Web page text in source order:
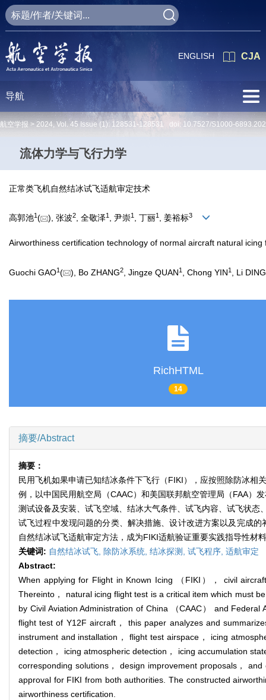
CJA
ENGLISH
导航
航空学报 > 2024, Vol. 45 Issue (1): 128531-128531 doi: 10.7527/S1000-
流体力学与飞行力学
正常类飞机自然结冰试飞适航审定技术
高郭池1( ), 张波2, 全敬泽1 , 尹崇1 , 丁丽1 , 姜裕标3
Airworthiness certification technology of normal aircraft natural icing
Guochi GAO1( ), Bo ZHANG2 , Jingze QUAN1 , Chong YIN1 , Li DING
RichHTML
14
摘要/Abstract
摘要：
民用飞机如果申请已知结冰条件下飞行（FIKI），应按照除防冰相
例，以中国民用航空局（CAAC）和美国联邦航空管理局（FAA）
测试设备及安装、试飞空域、结冰大气条件、试飞内容、试飞状
试飞过程中发现问题的分类、解决措施、设计改进方案以及完成
自然结冰试飞适航审定方法，成为FIKI适航验证重要实践指导性材
关键词: 自然结冰试飞, 除防冰系统, 结冰探测, 试飞程序, 适航审定
Abstract:
When applying for Flight in Known Icing （FIKI）， civil
Thereinto， natural icing flight test is a critical item which must
by Civil Aviation Administration of China （CAAC） and
flight test of Y12F aircraft， this paper analyzes and
instrument and installation， flight test airspace， icing
detection， icing atmospheric detection， icing accumulation
corresponding solutions， design improvement proposals，
approval for FIKI from both authorities. The constructed
airworthiness certification.